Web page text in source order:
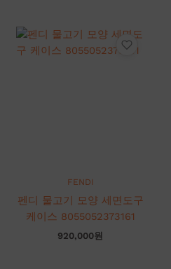
FENDI
펜디 물고기 모양 세면도구
케이스 8055052373161
920,000원